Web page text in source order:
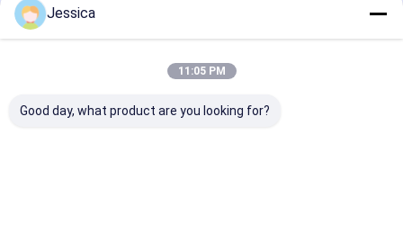
sistem pengeboran odex
Kategori Kami
Jessica
11:05 PM
Good day, what product are you looking for?